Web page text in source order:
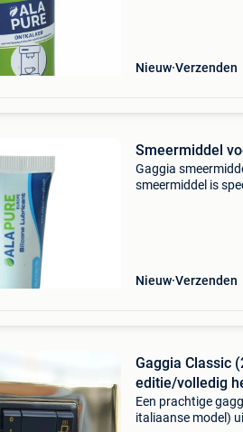
Nieuw Verzenden
Smeermiddel
Gaggia
smeermiddel is
Nieuw Verzenden
Gaggia Classic
editie/volledig
Een prachtige
italiaanse model)